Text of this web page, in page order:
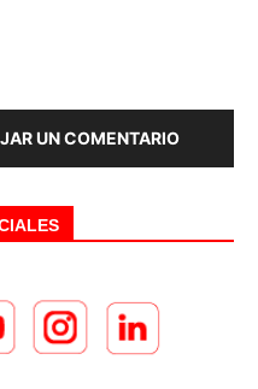
UN COMENTARIO